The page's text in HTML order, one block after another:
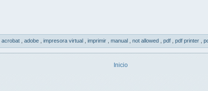
acrobat adobe impresora virtual imprimir manual not allowed pdf pdf printer
Inicio